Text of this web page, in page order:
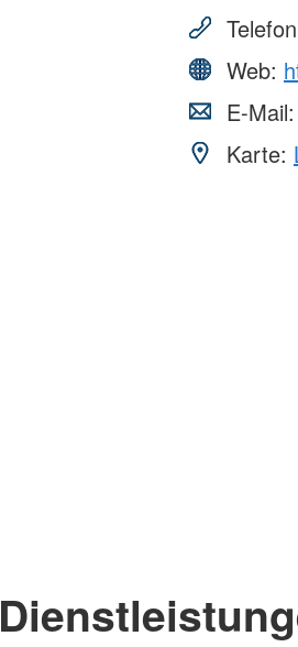
Web:
E-Mail:
Karte: